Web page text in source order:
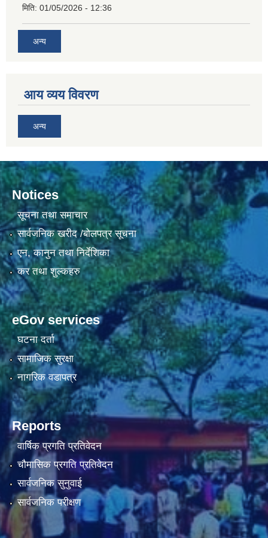
मिति: 01/05/2026 - 12:36
अन्य
आय व्यय विवरण
अन्य
Notices
सूचना तथा समाचार
सार्वजनिक खरीद /बोलपत्र सूचना
एन, कानुन तथा निर्देशिका
कर तथा शुल्कहरु
eGov services
घटना दर्ता
सामाजिक सुरक्षा
नागरिक वडापत्र
Reports
वार्षिक प्रगति प्रतिवेदन
चौमासिक प्रगति प्रतिवेदन
सार्वजनिक सुनुवाई
सार्वजनिक परीक्षण